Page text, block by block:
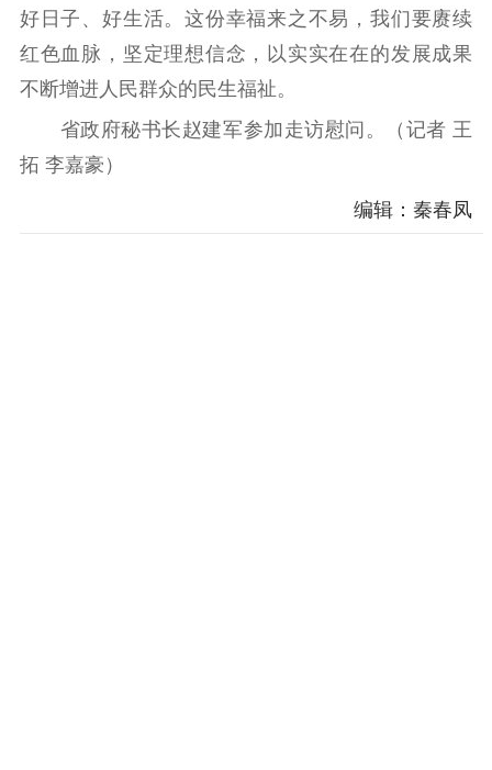
思想政治教育 爱国主义教育
全民国防教育
红色资源保护利
用
新闻出版
精品出版
好日子、好生活。这份幸福来之不易，我们要赓续
红色血脉，坚定理想信念，以实实在在的发展成果
不断增进人民群众的民生福祉。
省政府秘书长赵建军参加走访慰问。（记者 王
拓 李嘉豪）
编辑：秦春凤